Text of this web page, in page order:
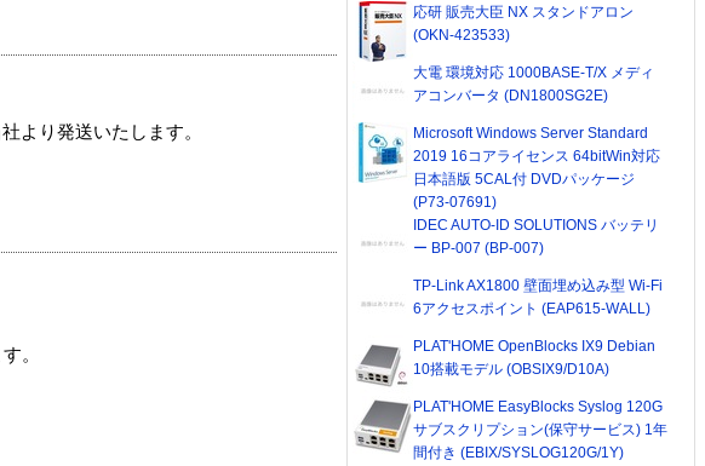
より発送いたします。
。
応研 販売大臣 NX スタンドアロン
(OKN-423533)
大電 環境対応 1000BASE-T/X メディ
アコンバータ (DN1800SG2E)
Microsoft Windows Server Standard
2019 16コアライセンス 64bitWin対応
日本語版 5CAL付 DVDパッケージ
(P73-07691)
IDEC AUTO-ID SOLUTIONS バッテリ
ー BP-007 (BP-007)
TP-Link AX1800 壁面埋め込み型 Wi-Fi
6アクセスポイント (EAP615-WALL)
PLAT'HOME OpenBlocks IX9 Debian
10搭載モデル (OBSIX9/D10A)
PLAT'HOME EasyBlocks Syslog 120G
サブスクリプション(保守サービス) 1年
間付き (EBIX/SYSLOG120G/1Y)